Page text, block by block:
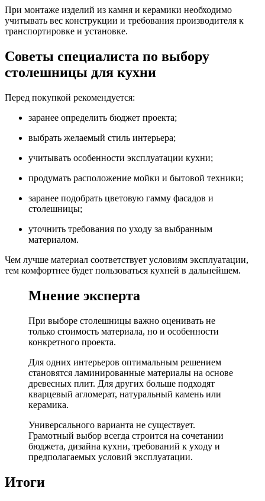
При монтаже изделий из камня и керамики необходимо
учитывать вес конструкции и требования производителя к
транспортировке и установке.
Советы специалиста по выбору
столешницы для кухни
Перед покупкой рекомендуется:
заранее определить бюджет проекта;
выбрать желаемый стиль интерьера;
учитывать особенности эксплуатации кухни;
продумать расположение мойки и бытовой техники;
заранее подобрать цветовую гамму фасадов и
столешницы;
уточнить требования по уходу за выбранным
материалом.
Чем лучше материал соответствует условиям эксплуатации,
тем комфортнее будет пользоваться кухней в дальнейшем.
Мнение эксперта
При выборе столешницы важно оценивать не
только стоимость материала, но и особенности
конкретного проекта.
Для одних интерьеров оптимальным решением
становятся ламинированные материалы на основе
древесных плит. Для других больше подходят
кварцевый агломерат, натуральный камень или
керамика.
Универсального варианта не существует.
Грамотный выбор всегда строится на сочетании
бюджета, дизайна кухни, требований к уходу и
предполагаемых условий эксплуатации.
Итоги